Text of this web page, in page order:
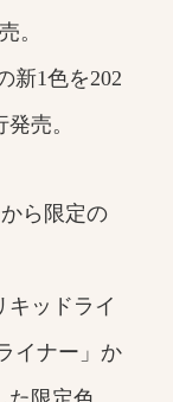
。
新1色を202
売。
ら限定の
キッドライ
イナー」か